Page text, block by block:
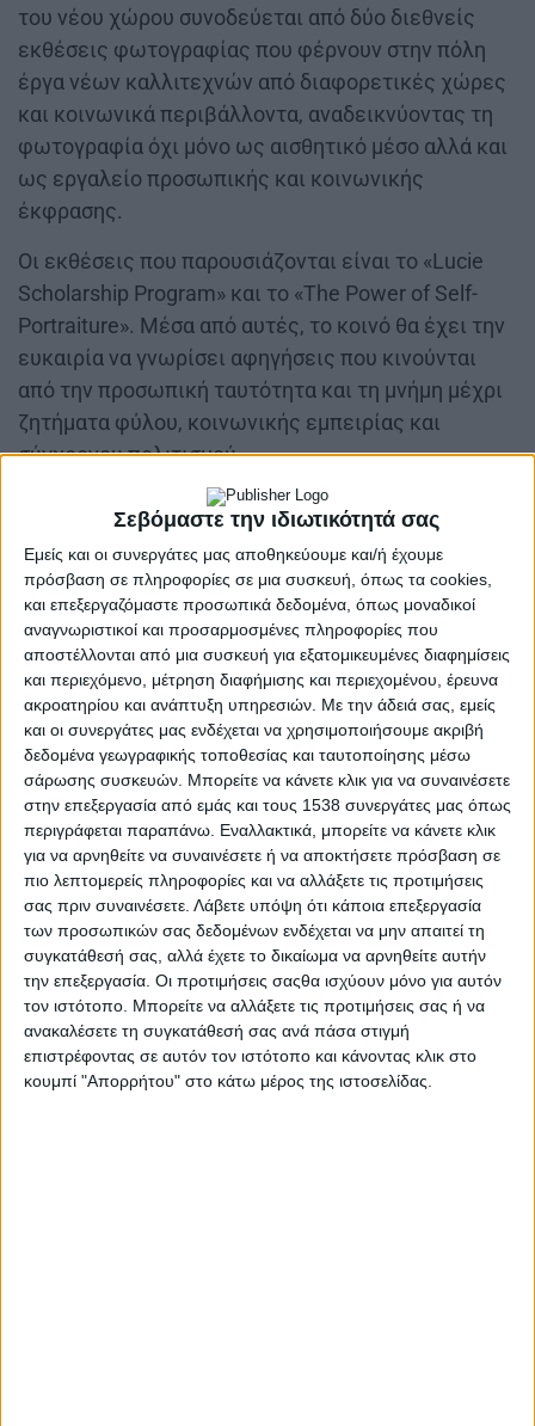
Σεβόμαστε την ιδιωτικότητά σας
Εμείς και οι συνεργάτες μας αποθηκεύουμε και/ή έχουμε
πρόσβαση σε πληροφορίες σε μια συσκευή, όπως τα cookies,
και επεξεργαζόμαστε προσωπικά δεδομένα, όπως μοναδικοί
αναγνωριστικοί και προσαρμοσμένες πληροφορίες που
αποστέλλονται από μια συσκευή για εξατομικευμένες διαφημίσεις
και περιεχόμενο, μέτρηση διαφήμισης και περιεχομένου, έρευνα
ακροατηρίου και ανάπτυξη υπηρεσιών. Με την άδειά σας, εμείς
και οι συνεργάτες μας ενδέχεται να χρησιμοποιήσουμε ακριβή
δεδομένα γεωγραφικής τοποθεσίας και ταυτοποίησης μέσω
σάρωσης συσκευών. Μπορείτε να κάνετε κλικ για να συναινέσετε
στην επεξεργασία από εμάς και τους 1538 συνεργάτες μας όπως
περιγράφεται παραπάνω. Εναλλακτικά, μπορείτε να κάνετε κλικ
για να αρνηθείτε να συναινέσετε ή να αποκτήσετε πρόσβαση σε
πιο λεπτομερείς πληροφορίες και να αλλάξετε τις προτιμήσεις
σας πριν συναινέσετε. Λάβετε υπόψη ότι κάποια επεξεργασία
των προσωπικών σας δεδομένων ενδέχεται να μην απαιτεί τη
συγκατάθεσή σας, αλλά έχετε το δικαίωμα να αρνηθείτε αυτήν
την επεξεργασία. Οι προτιμήσεις σαςθα ισχύουν μόνο για αυτόν
τον ιστότοπο. Μπορείτε να αλλάξετε τις προτιμήσεις σας ή να
ανακαλέσετε τη συγκατάθεσή σας ανά πάσα στιγμή
επιστρέφοντας σε αυτόν τον ιστότοπο και κάνοντας κλικ στο
κουμπί "Απορρήτου" στο κάτω μέρος της ιστοσελίδας.
του νέου χώρου συνοδεύεται από δύο διεθνείς
εκθέσεις φωτογραφίας που φέρνουν στην πόλη
έργα νέων καλλιτεχνών από διαφορετικές χώρες
και κοινωνικά περιβάλλοντα, αναδεικνύοντας τη
φωτογραφία όχι μόνο ως αισθητικό μέσο αλλά και
ως εργαλείο προσωπικής και κοινωνικής
έκφρασης.
Οι εκθέσεις που παρουσιάζονται είναι το «Lucie
Scholarship Program» και το «The Power of Self-
Portraiture». Μέσα από αυτές, το κοινό θα έχει την
ευκαιρία να γνωρίσει αφηγήσεις που κινούνται
από την προσωπική ταυτότητα και τη μνήμη μέχρι
ζητήματα φύλου, κοινωνικής εμπειρίας και
σύγχρονου πολιτισμού.
Το «Lucie Scholarship Program» αποτελεί το ετήσιο
πρόγραμμα υποτροφιών του Lucie Foundation και
προκύπτει μέσα από διεθνή ανοιχτό διαγωνισμό
φωτογραφίας. Τα έργα αξιολογούνται από
επιμελητές, εκδότες και επαγγελματίες της
φωτογραφίας διεθνούς κύρους, ενώ ο βασικός
στόχος του προγράμματος είναι η οικονομική και
καλλιτεχνική στήριξη τόσο ανερχόμενων όσο και
ήδη ενεργών δημιουργών που χρειάζονται
χρηματοδότηση και διεθνή προβολή για να
εξελίξουν τη δουλειά τους.